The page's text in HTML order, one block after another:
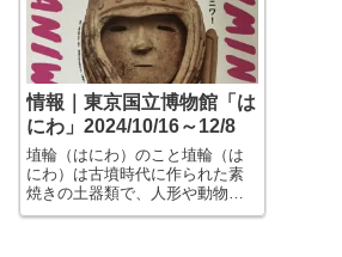
で新しい様式が生まれ、禅宗が
興隆した時期なので...
情報｜東京国立博物館「は
にわ」2024/10/16～12/8
埴輪（はにわ）のこと埴輪（は
にわ）は古墳時代に作られた素
焼きの土器類で、人形や動物、
家や船などをかたどったものか